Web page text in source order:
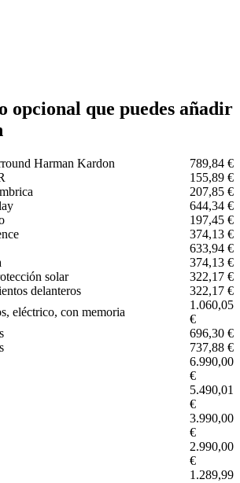
opcional que puedes añadir
Harman Kardon
789,84 €
155,89 €
207,85 €
644,34 €
197,45 €
374,13 €
633,94 €
374,13 €
solar
322,17 €
delanteros
322,17 €
eléctrico, con memoria
1.060,05
€
696,30 €
737,88 €
6.990,00
€
5.490,01
€
3.990,00
€
2.990,00
€
1.289,99